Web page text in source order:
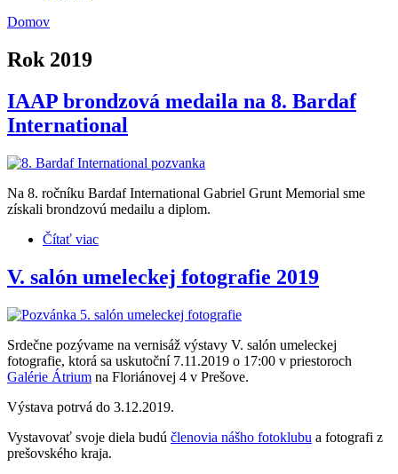
Domov
Rok 2019
IAAP brondzová medaila na 8. Bardaf
International
Na 8. ročníku Bardaf International Gabriel Grunt Memorial sme
získali brondzovú medailu a diplom.
Čítať viac
V. salón umeleckej fotografie 2019
Srdečne pozývame na vernisáž výstavy V. salón umeleckej
fotografie, ktorá sa uskutoční 7.11.2019 o 17:00 v priestoroch
Galérie Átrium na Floriánovej 4 v Prešove.
Výstava potrvá do 3.12.2019.
Vystavovať svoje diela budú členovia nášho fotoklubu a fotografi z
prešovského kraja.